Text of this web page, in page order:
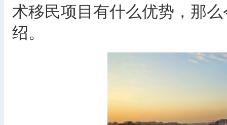
术移民项目有什么优势，那
绍。